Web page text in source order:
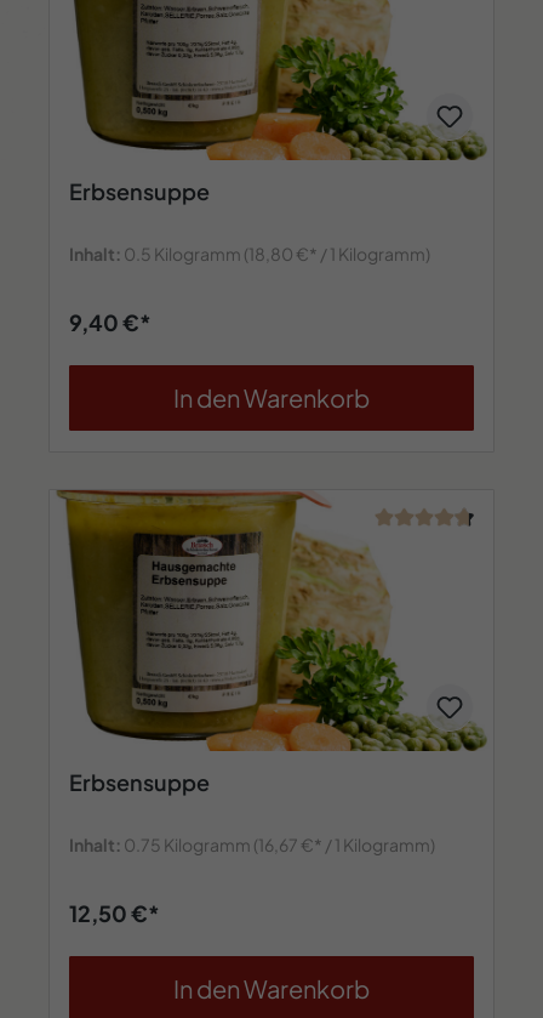
Erbsensuppe
Inhalt: 0.5 Kilogramm (18,80 €* / 1 Kilogramm)
9,40 €*
In den Warenkorb
Durchschnittliche
Erbsensuppe
Inhalt: 0.75 Kilogramm (16,67 €* / 1 Kilogramm)
12,50 €*
In den Warenkorb